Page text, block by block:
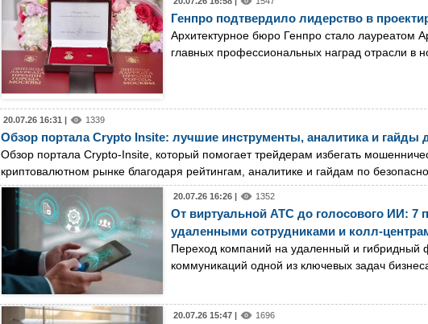
Генпро подтвердило лидерство в
Архитектурное бюро Генпро стало лауреатом
главных профессиональных наград отрасли
20.07.26 16:31 | 1339
Обзор портала Crypto Insite: лучшие инструменты, аналитика и гайды
Обзор портала Crypto-Insite, который помогает трейдерам избегать
криптовалютном рынке благодаря рейтингам, аналитике и гайдам по
20.07.26 16:26 | 1352
От виртуальной АТС до голосового ИИ:
удаленными сотрудниками и колл-
Переход компаний на удаленный и гибридный
коммуникаций одной из ключевых задач
20.07.26 15:47 | 1696